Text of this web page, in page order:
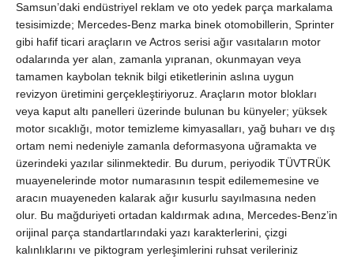
Aslına
Uygun
quantity
Samsun’daki endüstriyel reklam ve oto yedek parça markalama
tesisimizde; Mercedes-Benz marka binek otomobillerin, Sprinter
gibi hafif ticari araçların ve Actros serisi ağır vasıtaların motor
odalarında yer alan, zamanla yıpranan, okunmayan veya
tamamen kaybolan teknik bilgi etiketlerinin aslına uygun
revizyon üretimini gerçekleştiriyoruz. Araçların motor blokları
veya kaput altı panelleri üzerinde bulunan bu künyeler; yüksek
motor sıcaklığı, motor temizleme kimyasalları, yağ buharı ve dış
ortam nemi nedeniyle zamanla deformasyona uğramakta ve
üzerindeki yazılar silinmektedir. Bu durum, periyodik TÜVTRÜK
muayenelerinde motor numarasının tespit edilememesine ve
aracın muayeneden kalarak ağır kusurlu sayılmasına neden
olur. Bu mağduriyeti ortadan kaldırmak adına, Mercedes-Benz’in
orijinal parça standartlarındaki yazı karakterlerini, çizgi
kalınlıklarını ve piktogram yerleşimlerini ruhsat verileriniz